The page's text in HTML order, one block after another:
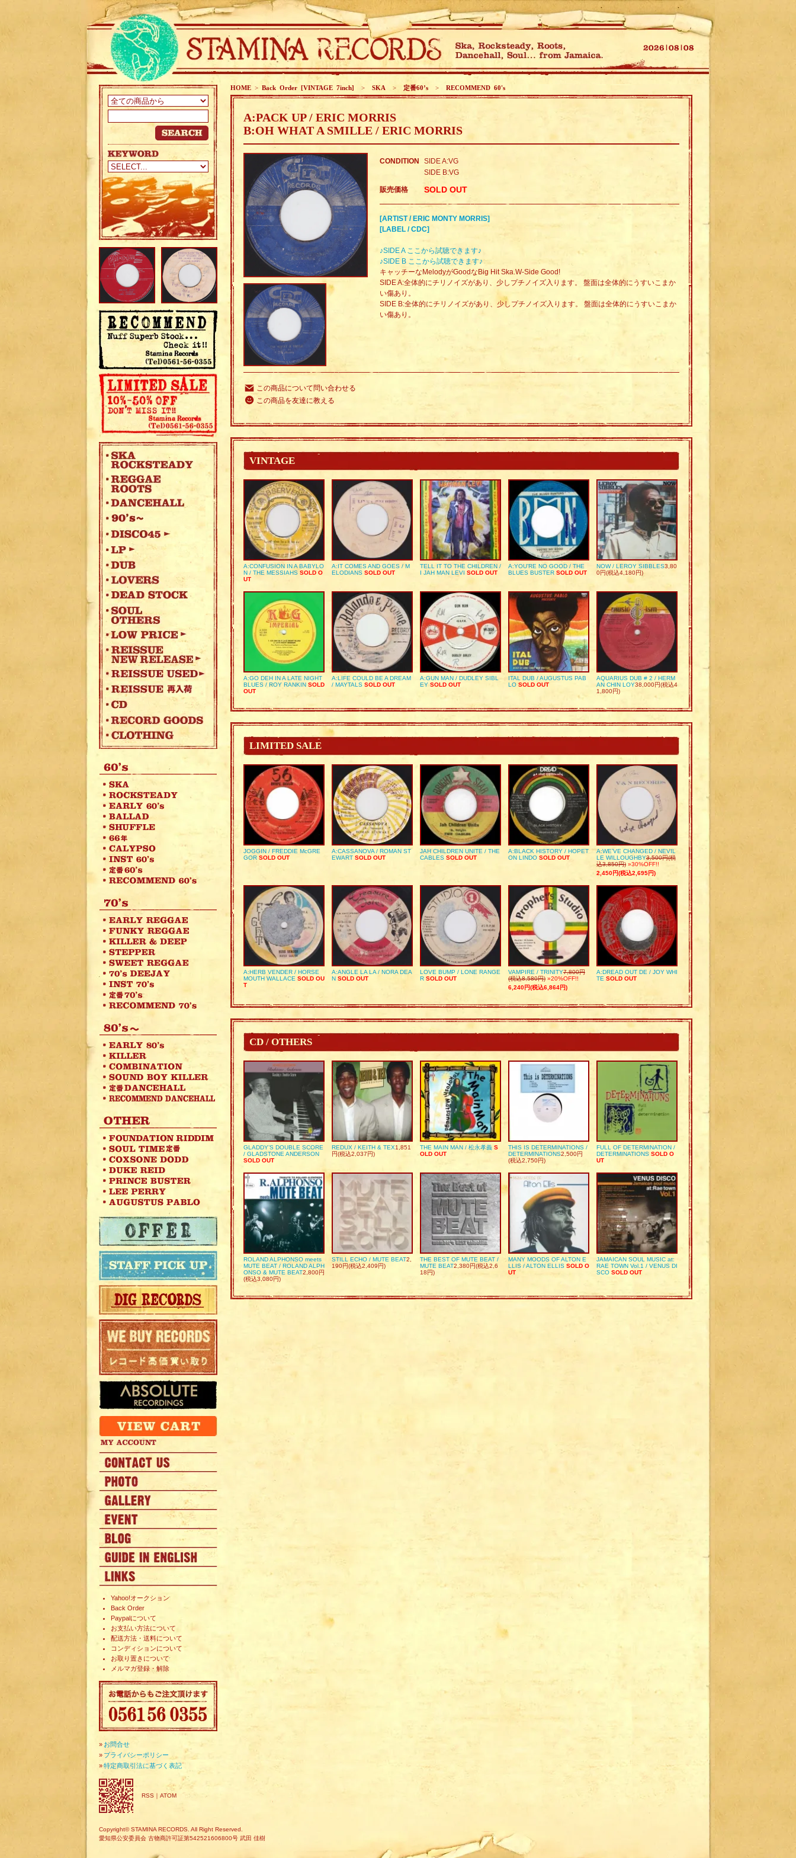
Yahoo!オークション
Back Order
Paypalについて
お支払い方法について
配送方法・送料について
コンディションについて
お取り置きについて
メルマガ登録・解除
» お問合せ
» プライバシーポリシー
»特定商取引法に基づく表記
RSS ｜ ATOM
HOME > Back Order [VINTAGE 7inch] > SKA > 定番60’s > RECOMMEND 60's
A:PACK UP / ERIC MORRIS
B:OH WHAT A SMILLE / ERIC MORRIS
CONDITION
SIDE A:VG
SIDE B:VG
販売価格 SOLD OUT
[ARTIST / ERIC MONTY MORRIS]
[LABEL / CDC]
♪SIDE A ここから試聴できます♪
♪SIDE B ここから試聴できます♪
キャッチーなMelodyがGoodなBig Hit Ska.W-Side Good!
SIDE A:全体的にチリノイズがあり、少しプチノイズ入ります。 盤面は全体的にうすいこまか
い傷あり。
SIDE B:全体的にチリノイズがあり、少しプチノイズ入ります。 盤面は全体的にうすいこまか
い傷あり。
この商品について問い合わせる
この商品を友達に教える
VINTAGE
A:CONFUSION IN A BABYLO
N / THE MESSIAHS SOLD O
UT
A:IT COMES AND GOES / M
ELODIANS SOLD OUT
TELL IT TO THE CHILDREN /
I JAH MAN LEVI SOLD OUT
A:YOU’RE NO GOOD / THE
BLUES BUSTER SOLD OUT
NOW / LEROY SIBBLES3,80
0円(税込4,180円)
A:GO DEH IN A LATE NIGHT
BLUES / ROY RANKIN SOLD
OUT
A:LIFE COULD BE A DREAM
/ MAYTALS SOLD OUT
A:GUN MAN / DUDLEY SIBL
EY SOLD OUT
ITAL DUB / AUGUSTUS PAB
LO SOLD OUT
AQUARIUS DUB # 2 / HERM
AN CHIN LOY38,000円(税込4
1,800円)
LIMITED SALE
JOGGIN / FREDDIE McGRE
GOR SOLD OUT
A:CASSANOVA / ROMAN ST
EWART SOLD OUT
JAH CHILDREN UNITE / THE
CABLES SOLD OUT
A:BLACK HISTORY / HOPET
ON LINDO SOLD OUT
A:WE’VE CHANGED / NEVIL
LE WILLOUGHBY3,500円(税
込3,850円) »30%OFF!!
2,450円(税込2,695円)
A:HERB VENDER / HORSE
MOUTH WALLACE SOLD OU
T
A:ANGLE LA LA / NORA DEA
N SOLD OUT
LOVE BUMP / LONE RANGE
R SOLD OUT
VAMPIRE / TRINITY7,800円
(税込8,580円) »20%OFF!!
6,240円(税込6,864円)
A:DREAD OUT DE / JOY WHI
TE SOLD OUT
CD / OTHERS
GLADDY’S DOUBLE SCORE
/ GLADSTONE ANDERSON
SOLD OUT
REDUX / KEITH & TEX1,851
円(税込2,037円)
THE MAIN MAN / 松永孝義 S
OLD OUT
THIS IS DETERMINATIONS /
DETERMINATIONS2,500円
(税込2,750円)
FULL OF DETERMINATION /
DETERMINATIONS SOLD O
UT
ROLAND ALPHONSO meets
MUTE BEAT / ROLAND ALPH
ONSO & MUTE BEAT2,800円
(税込3,080円)
STILL ECHO / MUTE BEAT2,
190円(税込2,409円)
THE BEST OF MUTE BEAT /
MUTE BEAT2,380円(税込2,6
18円)
MANY MOODS OF ALTON E
LLIS / ALTON ELLIS SOLD O
UT
JAMAICAN SOUL MUSIC at:
RAE TOWN Vol.1 / VENUS DI
SCO SOLD OUT
Copyright© STAMINA RECORDS. All Right Reserved.
愛知県公安委員会 古物商許可証第542521606800号 武田 佳樹